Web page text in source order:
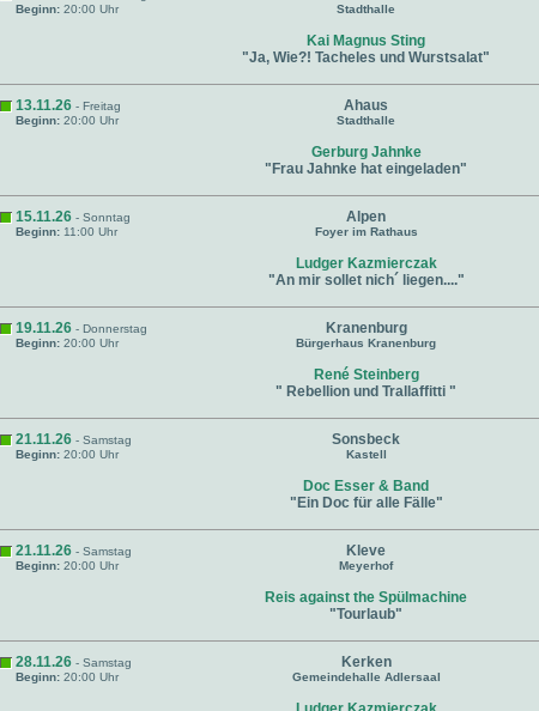
Beginn: 20:00 Uhr Stadthalle
Kai Magnus Sting
"Ja, Wie?! Tacheles und Wurstsalat"
13.11.26 - Freitag
Beginn: 20:00 Uhr
Ahaus
Stadthalle
Gerburg Jahnke
"Frau Jahnke hat eingeladen"
15.11.26 - Sonntag
Beginn: 11:00 Uhr
Alpen
Foyer im Rathaus
Ludger Kazmierczak
"An mir sollet nich´ liegen...."
19.11.26 - Donnerstag
Beginn: 20:00 Uhr
Kranenburg
Bürgerhaus Kranenburg
René Steinberg
" Rebellion und Trallaffitti "
21.11.26 - Samstag
Beginn: 20:00 Uhr
Sonsbeck
Kastell
Doc Esser & Band
"Ein Doc für alle Fälle"
21.11.26 - Samstag
Beginn: 20:00 Uhr
Kleve
Meyerhof
Reis against the Spülmachine
"Tourlaub"
28.11.26 - Samstag
Beginn: 20:00 Uhr
Kerken
Gemeindehalle Adlersaal